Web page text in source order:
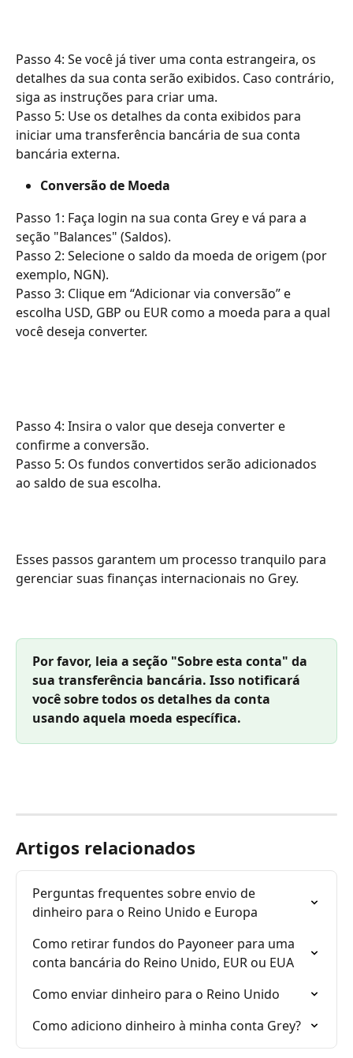
Passo 4: Se você já tiver uma conta estrangeira, os
detalhes da sua conta serão exibidos. Caso contrário,
siga as instruções para criar uma.
Passo 5: Use os detalhes da conta exibidos para
iniciar uma transferência bancária de sua conta
bancária externa.
Conversão de Moeda
Passo 1: Faça login na sua conta Grey e vá para a
seção "Balances" (Saldos).
Passo 2: Selecione o saldo da moeda de origem (por
exemplo, NGN).
Passo 3: Clique em “Adicionar via conversão” e
escolha USD, GBP ou EUR como a moeda para a qual
você deseja converter.
Passo 4: Insira o valor que deseja converter e
confirme a conversão.
Passo 5: Os fundos convertidos serão adicionados
ao saldo de sua escolha.
Esses passos garantem um processo tranquilo para
gerenciar suas finanças internacionais no Grey.
Por favor, leia a seção "Sobre esta conta" da
sua transferência bancária. Isso notificará
você sobre todos os detalhes da conta
usando aquela moeda específica.
Artigos relacionados
Perguntas frequentes sobre envio de
dinheiro para o Reino Unido e Europa
Como retirar fundos do Payoneer para uma
conta bancária do Reino Unido, EUR ou EUA
Como enviar dinheiro para o Reino Unido
Como adiciono dinheiro à minha conta Grey?